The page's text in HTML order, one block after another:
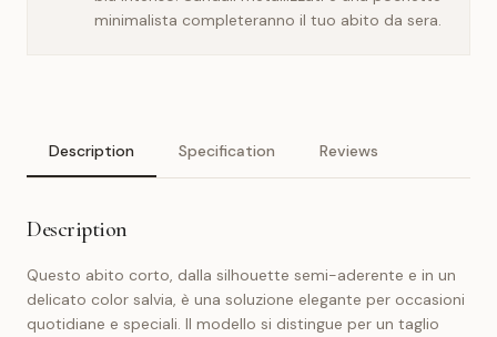
minimalista completeranno il tuo abito da sera.
Description Specification Reviews
Description
Questo abito corto, dalla silhouette semi-aderente e in un
delicato color salvia, è una soluzione elegante per occasioni
quotidiane e speciali. Il modello si distingue per un taglio